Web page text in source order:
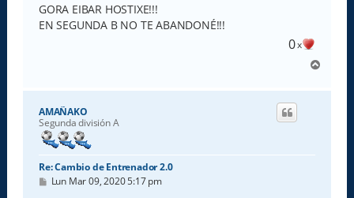
GORA EIBAR HOSTIXE!!!
EN SEGUNDA B NO TE ABANDONÉ!!!
0x
r
AMAÑAKO
Segunda división A
Re: Cambio de Entrenador 2.0
M
Lun Mar 09, 2020 5:17 pm